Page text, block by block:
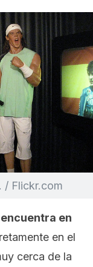
/ Flickr.com
en
en el
cerca de la